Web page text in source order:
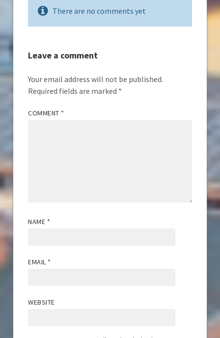
There are no comments yet
Leave a comment
Your email address will not be published.
Required fields are marked *
COMMENT *
NAME *
EMAIL *
WEBSITE